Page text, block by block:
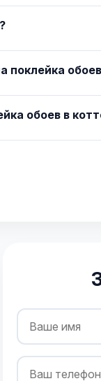
поклейка
обоев в